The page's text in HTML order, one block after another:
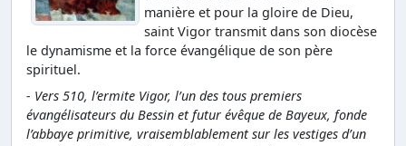
manière et pour la gloire de Dieu,
saint Vigor transmit dans son diocèse
le dynamisme et la force évangélique de son père
spirituel.
- Vers 510, l’ermite Vigor, l’un des tous premiers
évangélisateurs du Bessin et futur évêque de Bayeux, fonde
l’abbaye primitive, vraisemblablement sur les vestiges d’un